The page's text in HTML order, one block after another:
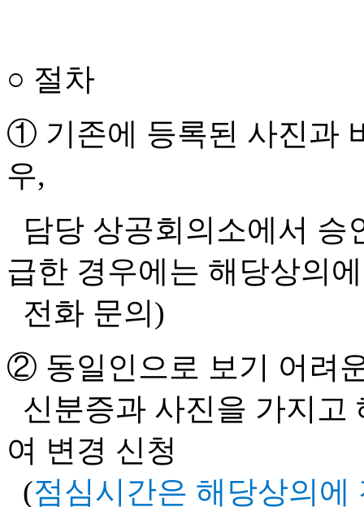
○ 절차
① 기존에 등록된 사진과
우,
담당 상공회의소에서 승
급한 경우에는 해당상의에
전화 문의)
② 동일인으로 보기 어려
신분증과 사진을 가지고
여 변경 신청
(점심시간은 해당상의에